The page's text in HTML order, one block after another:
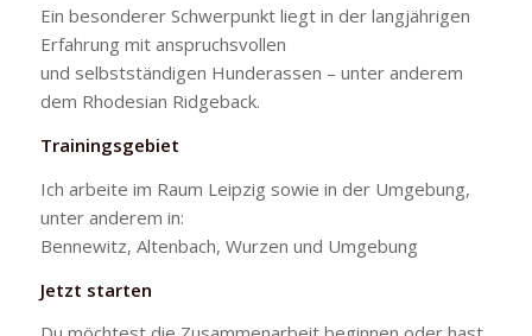
Ein besonderer Schwerpunkt liegt in der langjährigen
Erfahrung mit anspruchsvollen
und selbstständigen Hunderassen – unter anderem
dem Rhodesian Ridgeback.
Trainingsgebiet
Ich arbeite im Raum Leipzig sowie in der Umgebung,
unter anderem in:
Bennewitz, Altenbach, Wurzen und Umgebung
Jetzt starten